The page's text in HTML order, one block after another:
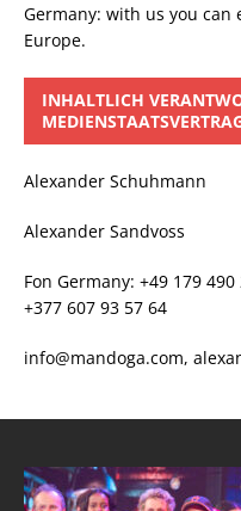
Germany: with us you can
Europe.
INHALTLICH
Alexander Schuhmann
Alexander Sandvoss
Fon Germany: +49
+377 607 93 57 64
info@mandoga.com,